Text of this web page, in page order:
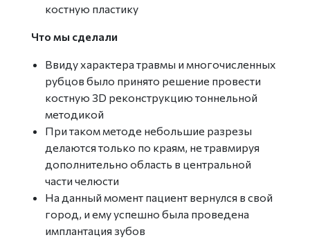
костную пластику
Что мы сделали
Ввиду характера травмы и многочисленных
рубцов было принято решение провести
костную 3D реконструкцию тоннельной
методикой
При таком методе небольшие разрезы
делаются только по краям, не травмируя
дополнительно область в центральной
части челюсти
На данный момент пациент вернулся в свой
город, и ему успешно была проведена
имплантация зубов